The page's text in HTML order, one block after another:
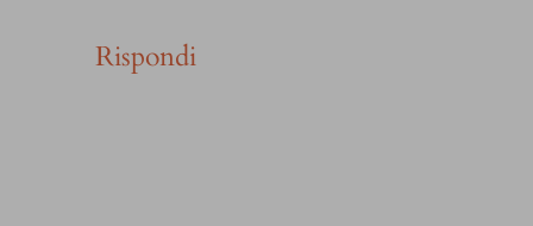
Rispondi